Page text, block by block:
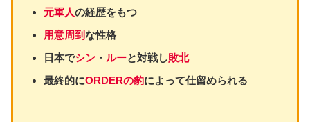
元軍人の経歴をもつ
用意周到な性格
日本でシン ・ ルーと対戦し敗北
最終的にORDERの豹によって仕留められる